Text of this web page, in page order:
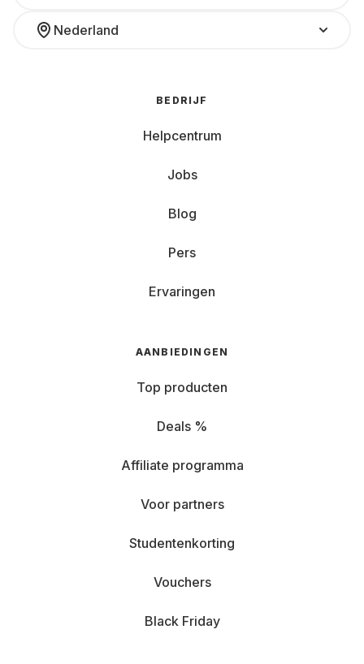
Nederland
BEDRIJF
Helpcentrum
Jobs
Blog
Pers
Ervaringen
AANBIEDINGEN
Top producten
Deals %
Affiliate programma
Voor partners
Studentenkorting
Vouchers
Black Friday